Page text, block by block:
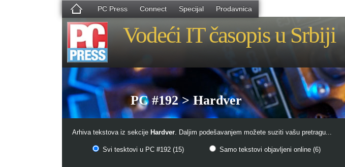
PC Press Connect Specijal Prodavnica
Vodeći IT časopis u Srbiji
PC #192 > Hardver
Arhiva tekstova iz sekcije Hardver. Daljim podešavanjem možete suziti vašu pretragu...
Svi tesktovi u PC #192 (15) Samo tekstovi objavljeni online (6)